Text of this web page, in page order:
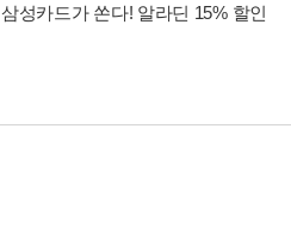
삼성카드가 쏜다! 알라딘 15% 할인